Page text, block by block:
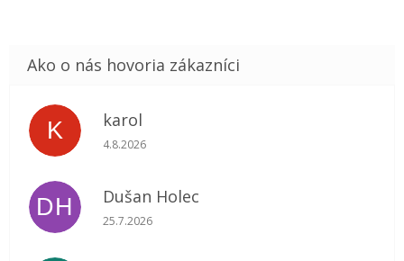
K karol
Hodnotenie obchodu je 5 z 5 hviezdičiek.
4.8.2026
DH Dušan Holec
Hodnotenie obchodu je 5 z 5 hviezdičiek.
25.7.2026